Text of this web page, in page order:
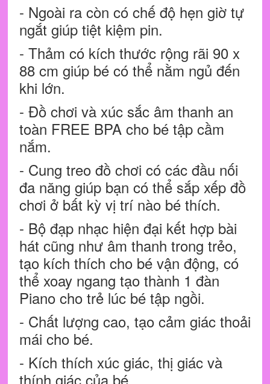
- Ngoài ra còn có chế độ hẹn giờ tự
ngắt giúp tiệt kiệm pin.
- Thảm có kích thước rộng rãi 90 x
88 cm giúp bé có thể nằm ngủ đến
khi lớn.
- Đồ chơi và xúc sắc âm thanh an
toàn FREE BPA cho bé tập cầm
nắm.
- Cung treo đồ chơi có các đầu nối
đa năng giúp bạn có thể sắp xếp đồ
chơi ở bất kỳ vị trí nào bé thích.
- Bộ đạp nhạc hiện đại kết hợp bài
hát cũng như âm thanh trong trẻo,
tạo kích thích cho bé vận động, có
thể xoay ngang tạo thành 1 đàn
Piano cho trẻ lúc bé tập ngồi.
- Chất lượng cao, tạo cảm giác thoải
mái cho bé.
- Kích thích xúc giác, thị giác và
thính giác của bé.